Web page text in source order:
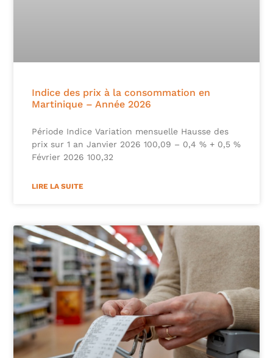
Indice des prix à la consommation en
Martinique – Année 2026
Période Indice Variation mensuelle Hausse des
prix sur 1 an Janvier 2026 100,09 – 0,4 % + 0,5 %
Février 2026 100,32
LIRE LA SUITE